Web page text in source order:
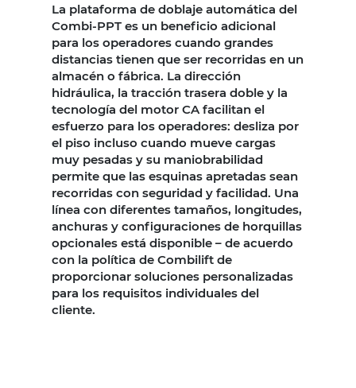
La plataforma de doblaje automática del
Combi-PPT es un beneficio adicional
para los operadores cuando grandes
distancias tienen que ser recorridas en un
almacén o fábrica. La dirección
hidráulica, la tracción trasera doble y la
tecnología del motor CA facilitan el
esfuerzo para los operadores: desliza por
el piso incluso cuando mueve cargas
muy pesadas y su maniobrabilidad
permite que las esquinas apretadas sean
recorridas con seguridad y facilidad. Una
línea con diferentes tamaños, longitudes,
anchuras y configuraciones de horquillas
opcionales está disponible – de acuerdo
con la política de Combilift de
proporcionar soluciones personalizadas
para los requisitos individuales del
cliente.